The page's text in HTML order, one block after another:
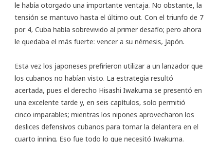
le había otorgado una importante ventaja. No obstante, la
tensión se mantuvo hasta el último out. Con el triunfo de 7
por 4, Cuba había sobrevivido al primer desafío; pero ahora
le quedaba el más fuerte: vencer a su némesis, Japón.
Esta vez los japoneses prefirieron utilizar a un lanzador que
los cubanos no habían visto. La estrategia resultó
acertada, pues el derecho Hisashi Iwakuma se presentó en
una excelente tarde y, en seis capítulos, solo permitió
cinco imparables; mientras los nipones aprovecharon los
deslices defensivos cubanos para tomar la delantera en el
cuarto inning. Eso fue todo lo que necesitó Iwakuma.